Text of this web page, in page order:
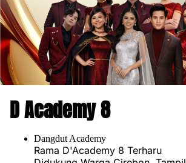
D Academy 8
Dangdut Academy
Rama D'Academy 8 Terharu